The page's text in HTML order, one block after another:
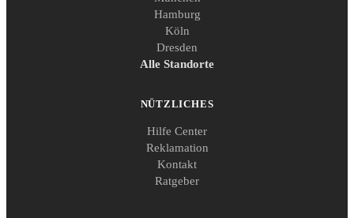
Hamburg
Köln
Dresden
Alle Standorte
NÜTZLICHES
Hilfe Center
Reklamation
Kontakt
Ratgeber